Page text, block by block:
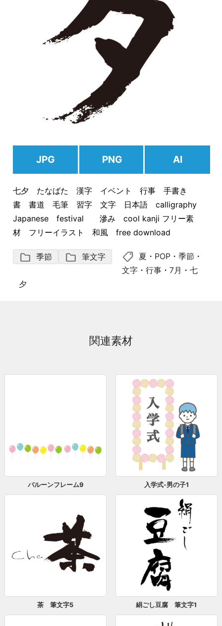
JPG PNG AI
七夕 たなばた 漢字 イベント 行事 手書き
書 書道 毛筆 習字 文字 日本語 calligraphy
Japanese festival 滲み cool kanji フリー素
材 フリーイラスト 和風 free download
folder 季節 folder 筆文字 shoppingmode 夏 ・ POP ・季節 ・
文字 ・行事 ・7月 ・七
夕
関連素材
バルーンフレーム9 入学式-男の子1
茶 筆文字5 絹ごし豆腐 筆文字1